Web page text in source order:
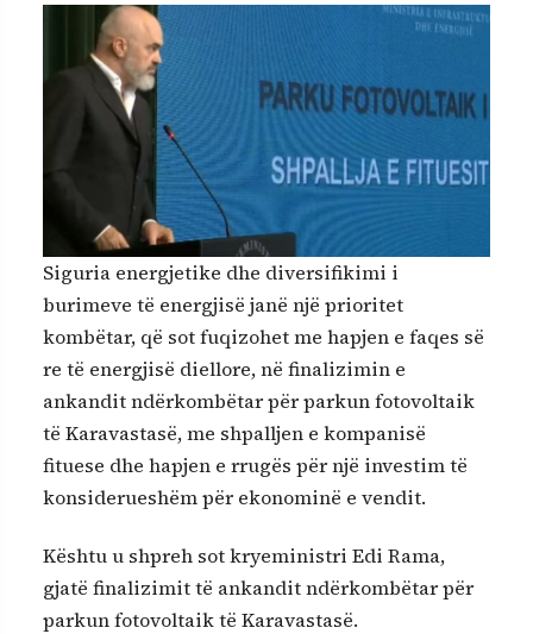
Siguria energjetike dhe diversifikimi i
burimeve të energjisë janë një prioritet
kombëtar, që sot fuqizohet me hapjen e faqes së
re të energjisë diellore, në finalizimin e
ankandit ndërkombëtar për parkun fotovoltaik
të Karavastasë, me shpalljen e kompanisë
fituese dhe hapjen e rrugës për një investim të
konsiderueshëm për ekonominë e vendit.
Kështu u shpreh sot kryeministri Edi Rama,
gjatë finalizimit të ankandit ndërkombëtar për
parkun fotovoltaik të Karavastasë.